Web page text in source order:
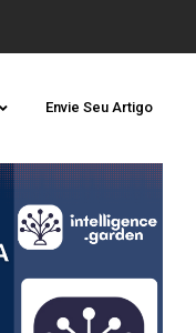
Envie Seu Artigo